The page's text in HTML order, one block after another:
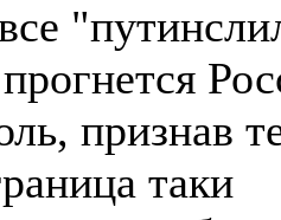
признав
таки